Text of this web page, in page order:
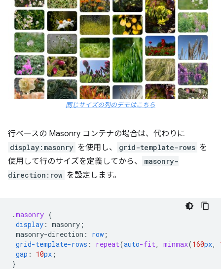
同じサイズの列のデモはこちら
行ベースの Masonry コンテナの場合は、代わりに
display:masonry を使用し、 grid-template-rows を
使用して行のサイズを定義してから、
masonry-
direction:row を設定します。
.masonry {
display : masonry ;
masonry-direction : row ;
grid-template-rows : repeat(auto-fit, minmax(160px,
gap : 10px ;
}